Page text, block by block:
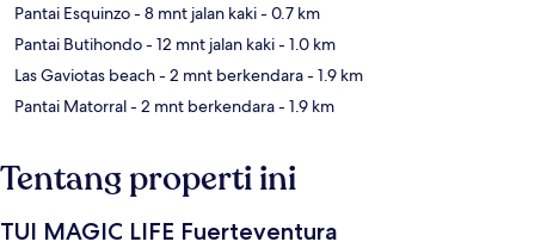
Pantai Esquinzo- 8 mnt jalan kaki- 0.7 km
Pantai Butihondo- 12 mnt jalan kaki- 1.0 km
Las Gaviotas beach- 2 mnt berkendara- 1.9 km
Pantai Matorral- 2 mnt berkendara- 1.9 km
Tentang properti ini
TUI MAGIC LIFE Fuerteventura